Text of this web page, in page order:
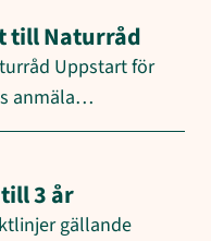
till Naturråd
Uppstart för
anmäla…
3 år
gällande